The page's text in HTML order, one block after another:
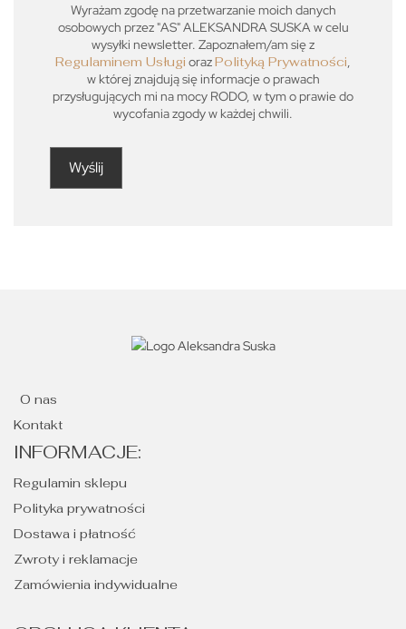
Wyrażam zgodę na przetwarzanie moich danych
osobowych przez "AS" ALEKSANDRA SUSKA w celu
wysyłki newsletter. Zapoznałem/am się z
Regulaminem Usługi orazPolityką Prywatności,
w której znajdują się informacje o prawach
przysługujących mi na mocy RODO, w tym o prawie do
wycofania zgody w każdej chwili.
O nas
Kontakt
INFORMACJE:
Regulamin sklepu
Polityka prywatności
Dostawa i płatność
Zwroty i reklamacje
Zamówienia indywidualne